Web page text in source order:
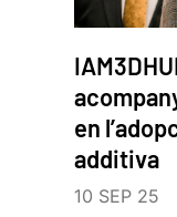
en
additiva
10 SEP 25